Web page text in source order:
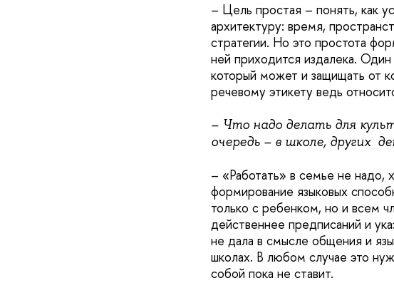
– Цель простая – понять, как
архитектуру: время,
стратегии. Но это простота
ней приходится издалека.
который может и защищать от
речевому этикету ведь
– Что надо делать для
очередь – в школе, других
– «Работать» в семье не надо,
формирование языковых
только с ребенком, но и всем
действеннее предписаний и
не дала в смысле общения и
школах. В любом случае это
собой пока не ставит.